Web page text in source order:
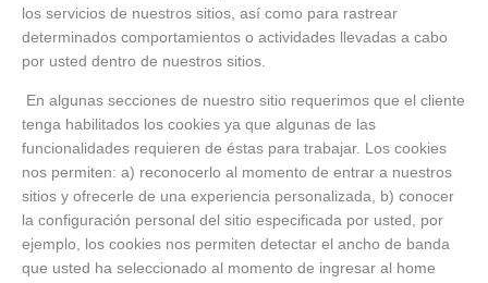
los servicios de nuestros sitios, así como para rastrear
determinados comportamientos o actividades llevadas a cabo
por usted dentro de nuestros sitios.
En algunas secciones de nuestro sitio requerimos que el cliente
tenga habilitados los cookies ya que algunas de las
funcionalidades requieren de éstas para trabajar. Los cookies
nos permiten: a) reconocerlo al momento de entrar a nuestros
sitios y ofrecerle de una experiencia personalizada, b) conocer
la configuración personal del sitio especificada por usted, por
ejemplo, los cookies nos permiten detectar el ancho de banda
que usted ha seleccionado al momento de ingresar al home